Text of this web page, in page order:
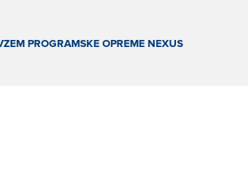
PROGRAMSKE OPREME NEXUS